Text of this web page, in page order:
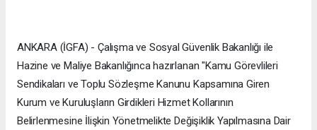
ANKARA (İGFA) - Çalışma ve Sosyal Güvenlik Bakanlığı ile
Hazine ve Maliye Bakanlığınca hazırlanan "Kamu Görevlileri
Sendikaları ve Toplu Sözleşme Kanunu Kapsamına Giren
Kurum ve Kuruluşların Girdikleri Hizmet Kollarının
Belirlenmesine İlişkin Yönetmelikte Değişiklik Yapılmasına Dair